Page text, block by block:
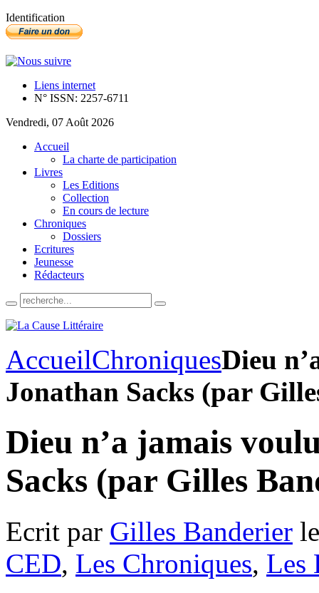
Identification
Liens internet
N° ISSN: 2257-6711
Vendredi, 07 Août 2026
Accueil
La charte de participation
Livres
Les Editions
Collection
En cours de lecture
Chroniques
Dossiers
Ecritures
Jeunesse
Rédacteurs
AccueilChroniquesDieu
Jonathan Sacks (par
Dieu n’a jamais
Sacks (par Gilles
Ecrit par Gilles Banderier
CED, Les Chroniques, Les